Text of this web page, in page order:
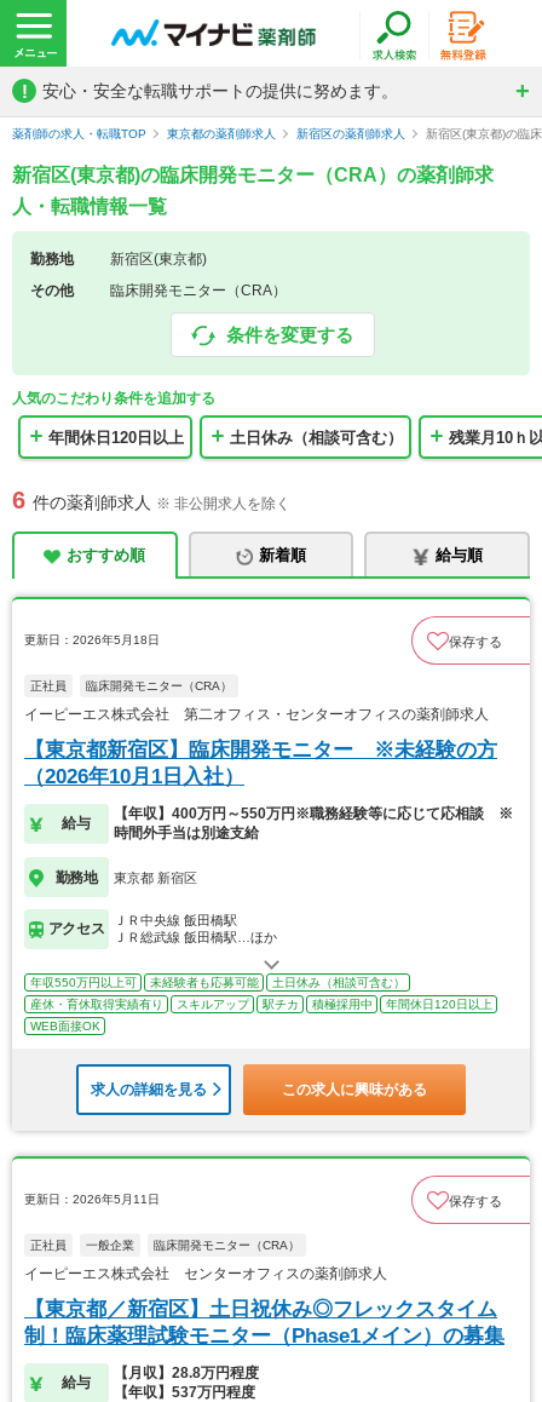
! 安心・安全な転職サポートの提供に努めます。
薬剤師の求人・転職TOP 東京都の薬剤師求人 新宿区の薬剤師求人 新宿区(東京都)の臨
新宿区(東京都)の臨床開発モニター（CRA）の薬剤師求
人・転職情報一覧
勤務地
新宿区(東京都)
その他
臨床開発モニター（CRA）
条件を変更する
人気のこだわり条件を追加する
年間休日120日以上 土日休み（相談可含む） 残業月10ｈ
6 件の薬剤師求人 ※ 非公開求人を除く
おすすめ順 新着順 給与順
更新日：2026年5月18日 保存する
正社員 臨床開発モニター（CRA）
イーピーエス株式会社 第二オフィス・センターオフィスの薬剤師求人
【東京都新宿区】臨床開発モニター ※未経験の方
（2026年10月1日入社）
給与
【年収】400万円～550万円※職務経験等に応じて応相談 ※
時間外手当は別途支給
勤務地 東京都 新宿区
アクセス
ＪＲ中央線 飯田橋駅
ＪＲ総武線 飯田橋駅…ほか
年収550万円以上可 未経験者も応募可能
土日休み（相談可含む）
産休・育休取得実績有り
スキルアップ 駅チカ 積極採用中
年間休日120日以上
WEB面接OK
求人の詳細を見る この求人に興味がある
更新日：2026年5月11日 保存する
正社員 一般企業 臨床開発モニター（CRA）
イーピーエス株式会社 センターオフィスの薬剤師求人
【東京都／新宿区】土日祝休み◎フレックスタイム
制！臨床薬理試験モニター（Phase1メイン）の募集
給与
【月収】28.8万円程度
【年収】537万円程度